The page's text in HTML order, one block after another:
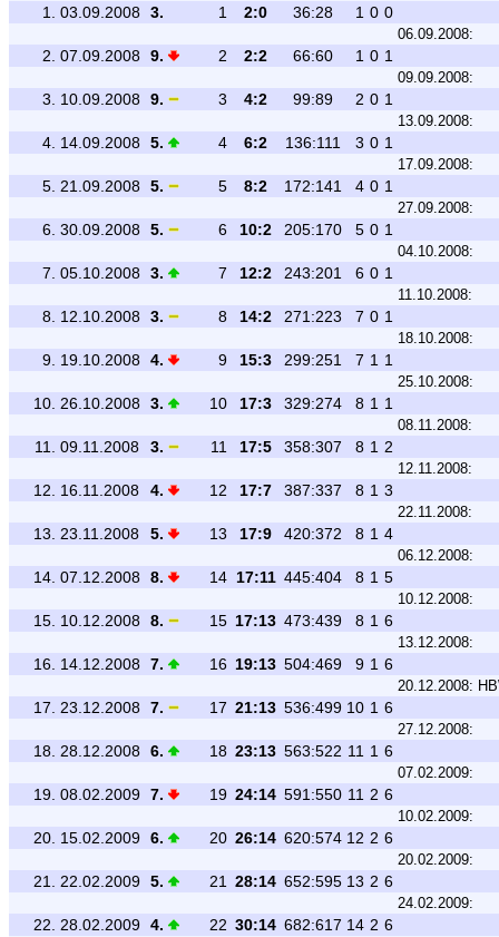
1. 03.09.2008 3. 1 2:0 36:28 1 0 0
06.09.2008:
2. 07.09.2008 9. 2 2:2 66:60 1 0 1
09.09.2008:
3. 10.09.2008 9. 3 4:2 99:89 2 0 1
13.09.2008:
4. 14.09.2008 5. 4 6:2 136:111 3 0 1
17.09.2008:
5. 21.09.2008 5. 5 8:2 172:141 4 0 1
27.09.2008:
6. 30.09.2008 5. 6 10:2 205:170 5 0 1
04.10.2008:
7. 05.10.2008 3. 7 12:2 243:201 6 0 1
11.10.2008:
8. 12.10.2008 3. 8 14:2 271:223 7 0 1
18.10.2008:
9. 19.10.2008 4. 9 15:3 299:251 7 1 1
25.10.2008:
10. 26.10.2008 3. 10 17:3 329:274 8 1 1
08.11.2008:
11. 09.11.2008 3. 11 17:5 358:307 8 1 2
12.11.2008:
12. 16.11.2008 4. 12 17:7 387:337 8 1 3
22.11.2008:
13. 23.11.2008 5. 13 17:9 420:372 8 1 4
06.12.2008:
14. 07.12.2008 8. 14 17:11 445:404 8 1 5
10.12.2008:
15. 10.12.2008 8. 15 17:13 473:439 8 1 6
13.12.2008:
16. 14.12.2008 7. 16 19:13 504:469 9 1 6
20.12.2008:
17. 23.12.2008 7. 17 21:13 536:499 10 1 6
27.12.2008:
18. 28.12.2008 6. 18 23:13 563:522 11 1 6
07.02.2009:
19. 08.02.2009 7. 19 24:14 591:550 11 2 6
10.02.2009:
20. 15.02.2009 6. 20 26:14 620:574 12 2 6
20.02.2009:
21. 22.02.2009 5. 21 28:14 652:595 13 2 6
24.02.2009:
22. 28.02.2009 4. 22 30:14 682:617 14 2 6